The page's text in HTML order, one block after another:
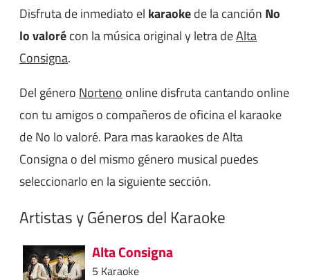
Disfruta de inmediato el karaokede la canción No
lo valorécon la música original y letra deAlta
Consigna.
Del género Norteno online disfruta cantando online
con tu amigos o compañeros de oficina el karaoke
de No lo valoré. Para mas karaokes de Alta
Consigna o del mismo género musical puedes
seleccionarlo en la siguiente sección.
Artistas y Géneros del Karaoke
Alta Consigna
5 Karaoke